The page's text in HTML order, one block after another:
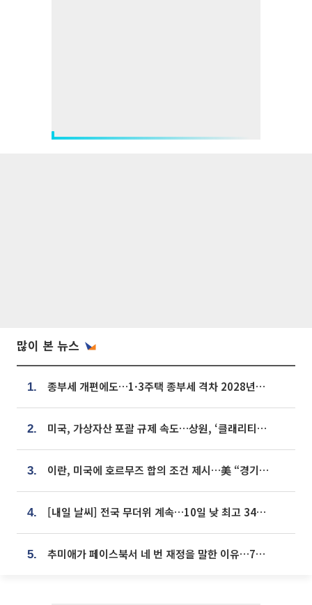
많이 본 뉴스
1. 종부세 개편에도…1·3주택 종부세 격차 2028년부터 확대
2. 미국, 가상자산 포괄 규제 속도…상원, ‘클래리티법’ 9월 절차투표 추진
3. 이란, 미국에 호르무즈 합의 조건 제시…美 “경기 아직 안 끝나” [종합]
4. [내일 날씨] 전국 무더위 계속…10일 낮 최고 34도 육박
5. 추미애가 페이스북서 네 번 재정을 말한 이유…7700억 추경 열쇠는 도의회에